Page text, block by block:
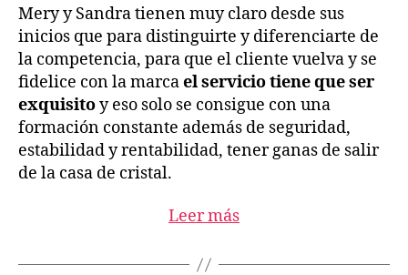
Mery y Sandra tienen muy claro desde sus
inicios que para distinguirte y diferenciarte de
la competencia, para que el cliente vuelva y se
fidelice con la marcael servicio tiene que ser
exquisitoy eso solo se consigue con una
formación constante además de seguridad,
estabilidad y rentabilidad, tener ganas de salir
de la casa de cristal.
Leer más